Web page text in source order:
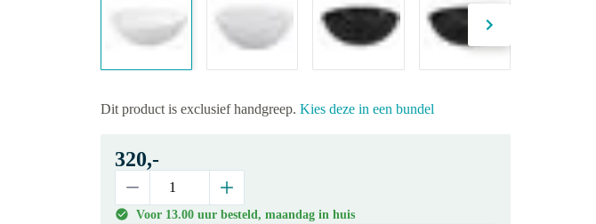
Dit product is exclusief handgreep. Kies deze in een bundel
320,-
Voor 13.00 uur besteld, maandag in huis